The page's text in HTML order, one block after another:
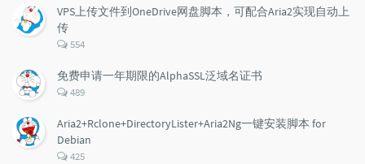
数：
VPS上传文件到OneDrive网盘脚本，可配合Aria2实现自动上
传
评
数：
554
免费申请一年期限的AlphaSSL泛域名证书
评
数：
489
Aria2+Rclone+DirectoryLister+Aria2Ng一键安装脚本 for
Debian
评
425